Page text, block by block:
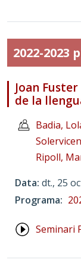
2022-
Joan
de la
Badia,
Ripoll,
Data dt., 25
Programa
Seminari